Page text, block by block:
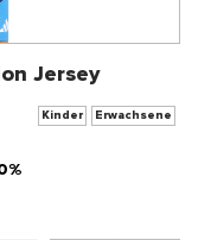
Jersey
Kinder Erwachsene